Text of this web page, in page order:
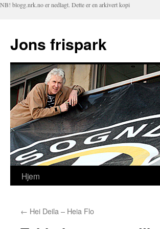
NB! blogg.nrk.no er nedlagt. Dette er en arkivert kopi
Jons frispark
Hopp
innhold
Hjem
← Hei Deila – Heia Flo